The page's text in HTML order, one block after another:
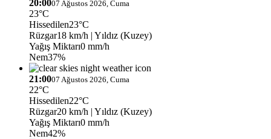
20:0007 Ağustos 2026, Cuma
23°C
Hissedilen23°C
Rüzgar18 km/h | Yıldız (Kuzey)
Yağış Miktarı0 mm/h
Nem37%
21:0007 Ağustos 2026, Cuma
22°C
Hissedilen22°C
Rüzgar20 km/h | Yıldız (Kuzey)
Yağış Miktarı0 mm/h
Nem42%